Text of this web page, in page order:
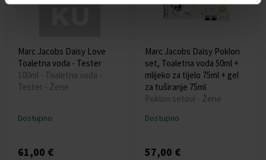
Marc Jacobs Daisy Love
Toaletna voda - Tester
100ml - Toaletna voda -
Tester - Žene
Dostupno
61,00 €
Marc Jacobs Daisy Poklon
set, Toaletna voda 50ml +
mlijeko za tijelo 75ml + gel
za tuširanje 75ml
Poklon setovi - Žene
Dostupno
57,00 €